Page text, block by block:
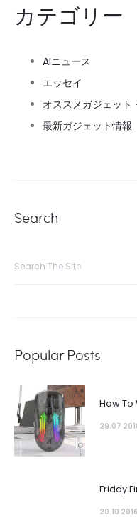
カテゴリー
AIニュース
エッセイ
オススメガジェット
最新ガジェット情報
Search
Popular Posts
How To
29.07
Friday
20.10 2016